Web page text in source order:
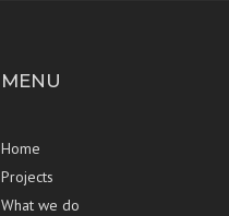
MENU
Home
Projects
What we do